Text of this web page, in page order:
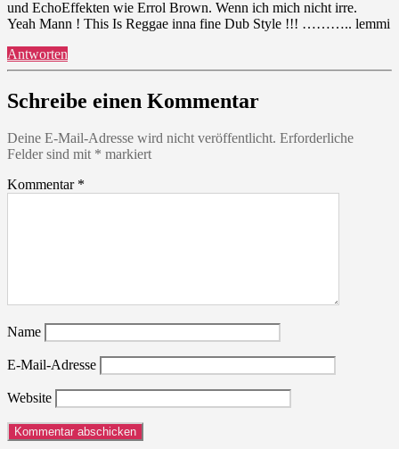
und EchoEffekten wie Errol Brown. Wenn ich mich nicht irre.
Yeah Mann ! This Is Reggae inna fine Dub Style !!! ……….. lemmi
Antworten
Schreibe einen Kommentar
Deine E-Mail-Adresse wird nicht veröffentlicht. Erforderliche
Felder sind mit * markiert
Kommentar *
Name
E-Mail-Adresse
Website